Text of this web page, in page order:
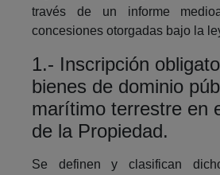
través de un informe
concesiones otorgadas bajo la
1.- Inscripción
bienes de dominio
marítimo terrestre en
de la Propiedad.
Se definen y clasifican